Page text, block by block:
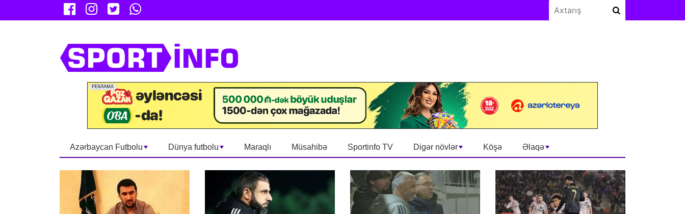
Azərbaycan Futbolu Dünya futbolu Maraqlı Müsahibə Sportinfo TV Digər növlər Köşə Əlaqə